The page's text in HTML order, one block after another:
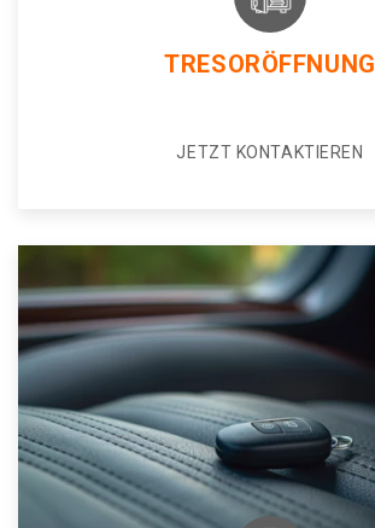
TRESORÖFFNUNG
JETZT KONTAKTIEREN